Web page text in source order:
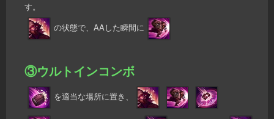
す。
の状態で、AAした瞬間に
③ウルトインコンボ
を適当な場所に置き、